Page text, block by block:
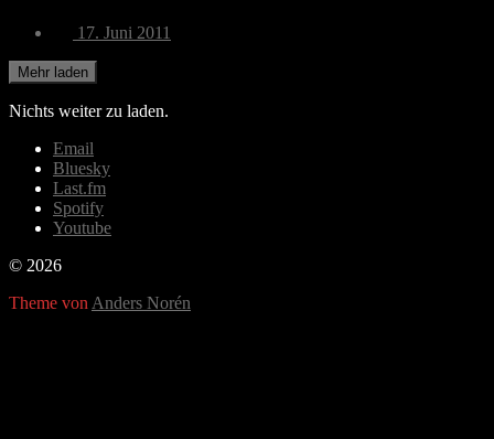
Veröffentlichungsdatum
17. Juni 2011
Mehr laden
Nichts weiter zu laden.
Email
Bluesky
Last.fm
Spotify
Youtube
© 2026
Theme von Anders Norén